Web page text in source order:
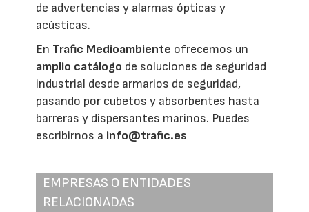
de advertencias y alarmas ópticas y
acústicas.
En Trafic Medioambiente ofrecemos un
amplio catálogo de soluciones de seguridad
industrial desde armarios de seguridad,
pasando por cubetos y absorbentes hasta
barreras y dispersantes marinos. Puedes
escribirnos a info@trafic.es
EMPRESAS O ENTIDADES
RELACIONADAS